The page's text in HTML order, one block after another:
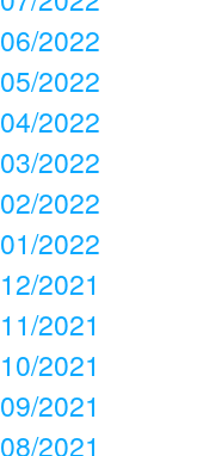
06/2022
05/2022
04/2022
03/2022
02/2022
01/2022
12/2021
11/2021
10/2021
09/2021
08/2021